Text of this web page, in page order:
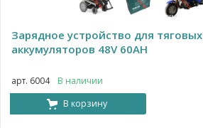
Зарядное устройство для тяговых
аккумуляторов 48V 60AH
арт. 6004 В наличии
В корзину